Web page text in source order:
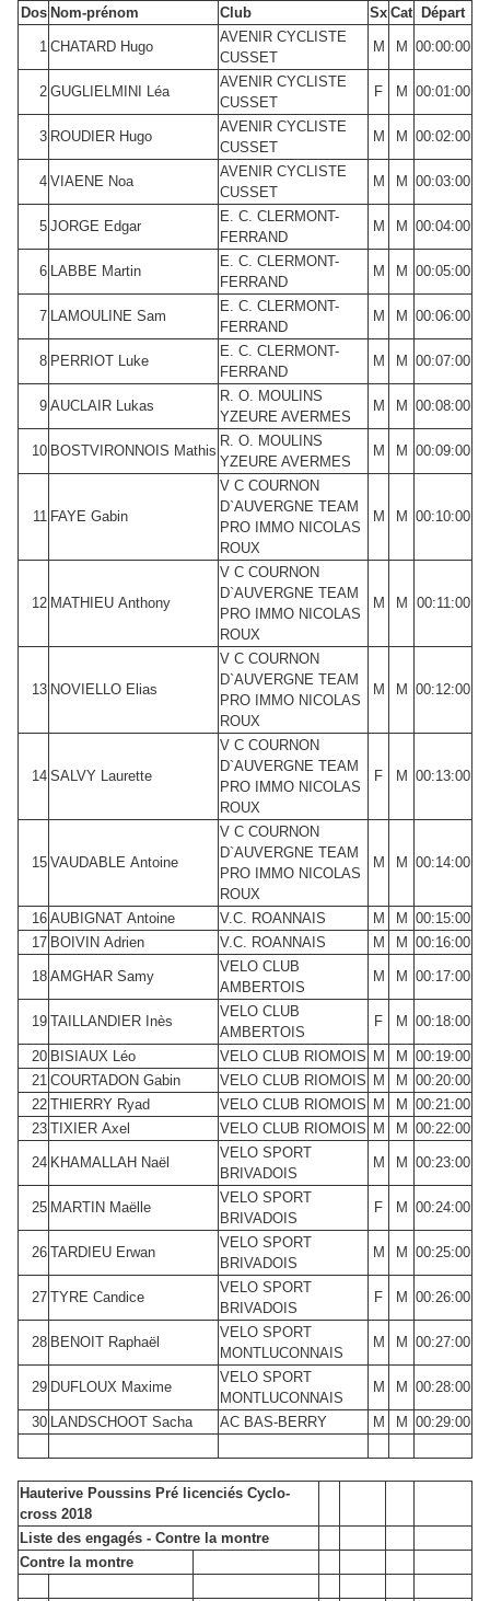
Dos Nom-prénom Club Sx Cat Départ
1 CHATARD Hugo
AVENIR CYCLISTE
CUSSET
M M 00:00:00
2 GUGLIELMINI Léa
AVENIR CYCLISTE
CUSSET
F M 00:01:00
3 ROUDIER Hugo
AVENIR CYCLISTE
CUSSET
M M 00:02:00
4 VIAENE Noa
AVENIR CYCLISTE
CUSSET
M M 00:03:00
5 JORGE Edgar
E. C. CLERMONT-
FERRAND
M M 00:04:00
6 LABBE Martin
E. C. CLERMONT-
FERRAND
M M 00:05:00
7 LAMOULINE Sam
E. C. CLERMONT-
FERRAND
M M 00:06:00
8 PERRIOT Luke
E. C. CLERMONT-
FERRAND
M M 00:07:00
9 AUCLAIR Lukas
R. O. MOULINS
YZEURE AVERMES
M M 00:08:00
10 BOSTVIRONNOIS Mathis
R. O. MOULINS
YZEURE AVERMES
M M 00:09:00
11 FAYE Gabin
V C COURNON
D`AUVERGNE TEAM
PRO IMMO NICOLAS
ROUX
M M 00:10:00
12 MATHIEU Anthony
V C COURNON
D`AUVERGNE TEAM
PRO IMMO NICOLAS
ROUX
M M 00:11:00
13 NOVIELLO Elias
V C COURNON
D`AUVERGNE TEAM
PRO IMMO NICOLAS
ROUX
M M 00:12:00
14 SALVY Laurette
V C COURNON
D`AUVERGNE TEAM
PRO IMMO NICOLAS
ROUX
F M 00:13:00
15 VAUDABLE Antoine
V C COURNON
D`AUVERGNE TEAM
PRO IMMO NICOLAS
ROUX
M M 00:14:00
16 AUBIGNAT Antoine V.C. ROANNAIS M M 00:15:00
17 BOIVIN Adrien V.C. ROANNAIS M M 00:16:00
18 AMGHAR Samy
VELO CLUB
AMBERTOIS
M M 00:17:00
19 TAILLANDIER Inès
VELO CLUB
AMBERTOIS
F M 00:18:00
20 BISIAUX Léo VELO CLUB RIOMOIS M M 00:19:00
21 COURTADON Gabin VELO CLUB RIOMOIS M M 00:20:00
22 THIERRY Ryad VELO CLUB RIOMOIS M M 00:21:00
23 TIXIER Axel VELO CLUB RIOMOIS M M 00:22:00
24 KHAMALLAH Naël
VELO SPORT
BRIVADOIS
M M 00:23:00
25 MARTIN Maëlle
VELO SPORT
BRIVADOIS
F M 00:24:00
26 TARDIEU Erwan
VELO SPORT
BRIVADOIS
M M 00:25:00
27 TYRE Candice
VELO SPORT
BRIVADOIS
F M 00:26:00
28 BENOIT Raphaël
VELO SPORT
MONTLUCONNAIS
M M 00:27:00
29 DUFLOUX Maxime
VELO SPORT
MONTLUCONNAIS
M M 00:28:00
30 LANDSCHOOT Sacha AC BAS-BERRY M M 00:29:00
Hauterive Poussins Pré licenciés Cyclo-
cross 2018
Liste des engagés - Contre la montre
Contre la montre